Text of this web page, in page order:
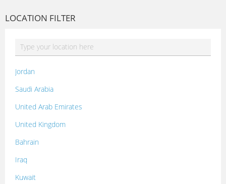
LOCATION FILTER
Jordan
Saudi Arabia
United Arab Emirates
United Kingdom
Bahrain
Iraq
Kuwait